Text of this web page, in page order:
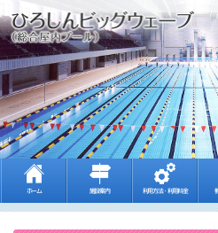
ホーム 施設案内 利用方法・利用料金